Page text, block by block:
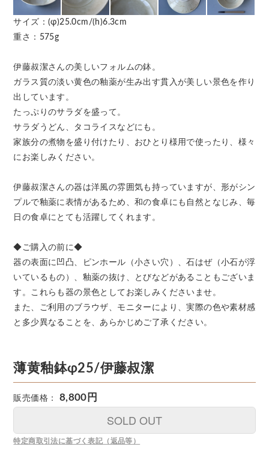
サイズ：(φ)25.0cm/(h)6.3cm
重さ：575g
伊藤叔潔さんの美しいフォルムの鉢。
ガラス質の淡い黄色の釉薬が生み出す貫入が美しい景色を作り
出しています。
たっぷりのサラダを盛って。
サラダうどん、タコライスなどにも。
家族分の煮物を盛り付けたり、おひとり様用で使ったり、様々
にお楽しみください。
伊藤叔潔さんの器は洋風の雰囲気も持っていますが、形がシン
プルで釉薬に表情があるため、和の食卓にも自然となじみ、毎
日の食卓にとても活躍してくれます。
◆ご購入の前に◆
器の表面に凹凸、ピンホール（小さい穴）、石はぜ（小石が浮
いているもの）、釉薬の抜け、とびなどがあることもございま
す。これらも器の景色としてお楽しみくださいませ。
また、ご利用のブラウザ、モニターにより、実際の色や素材感
と多少異なることを、あらかじめご了承ください。
薄黄釉鉢φ25/伊藤叔潔
販売価格： 8,800円
SOLD OUT
特定商取引法に基づく表記（返品等）